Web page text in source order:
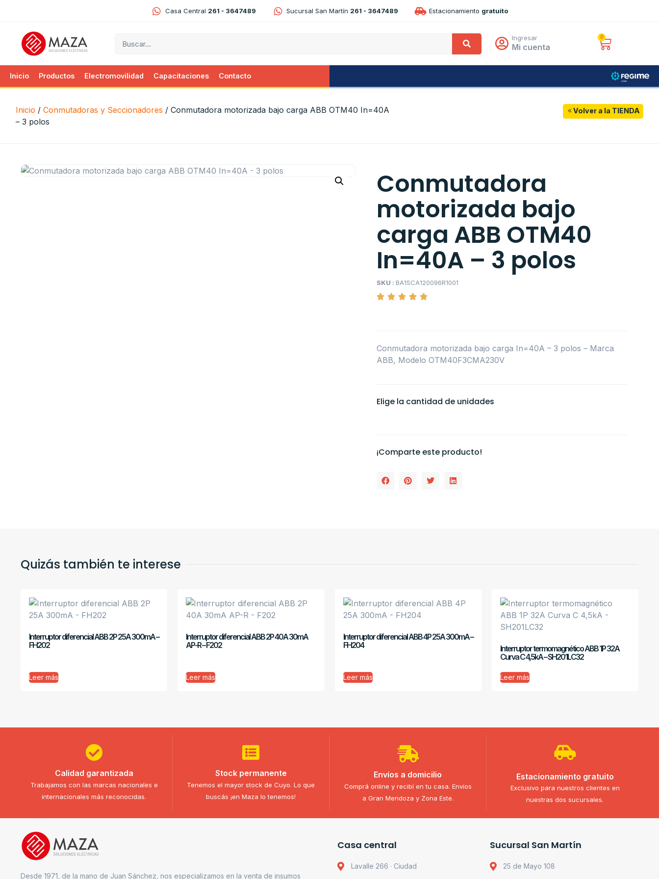
Casa Central 261 - 3647489 Sucursal San Martín 261 - 3647489 Estacionamiento gratuito
Ingresar
Mi cuenta
0
Inicio Productos Electromovilidad Capacitaciones Contacto
Inicio / Conmutadoras y Seccionadores / Conmutadora motorizada bajo carga ABB OTM40 In=40A
– 3 polos
Volver a la TIENDA
Conmutadora
motorizada bajo
carga ABB OTM40
In=40A – 3 polos
SKU : BA1SCA120096R1001
Conmutadora motorizada bajo carga In=40A – 3 polos – Marca
ABB, Modelo OTM40F3CMA230V
Elige la cantidad de unidades
¡Comparte este producto!
Quizás también te interese
Interruptor diferencial ABB 2P 25A 300mA –
FH202
Leer más
Interruptor diferencial ABB 2P 40A 30mA
AP-R – F202
Leer más
Interruptor diferencial ABB 4P 25A 300mA –
FH204
Leer más
Interruptor termomagnético ABB 1P 32A
Curva C 4,5kA – SH201LC32
Leer más
Calidad garantizada
Trabajamos con las marcas nacionales e
internacionales más reconocidas.
Stock permanente
Tenemos el mayor stock de Cuyo. Lo que
buscás ¡en Maza lo tenemos!
Envíos a domicilio
Comprá online y recibí en tu casa. Envíos
a Gran Mendoza y Zona Este.
Estacionamiento gratuito
Exclusivo para nuestros clientes en
nuestras dos sucursales.
Desde 1971, de la mano de Juan Sánchez, nos especializamos en la venta de insumos
Casa central
Lavalle 266 · Ciudad
Sucursal San Martín
25 de Mayo 108